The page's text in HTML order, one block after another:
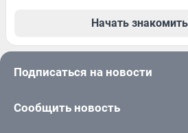
Начать
Подписаться на новости
Сообщить новость